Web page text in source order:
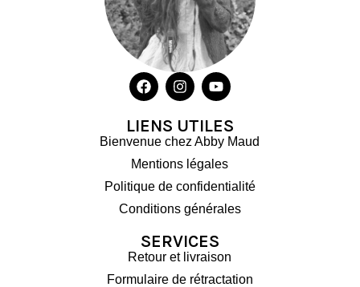
LIENS UTILES
Bienvenue chez Abby Maud
Mentions légales
Politique de confidentialité
Conditions générales
SERVICES
Retour et livraison
Formulaire de rétractation